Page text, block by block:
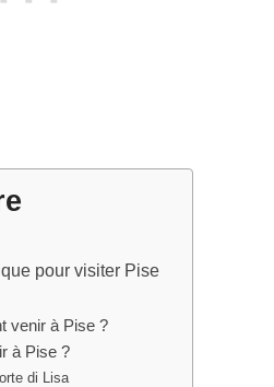
pour visiter Pise
venir à Pise ?
à Pise ?
di Lisa